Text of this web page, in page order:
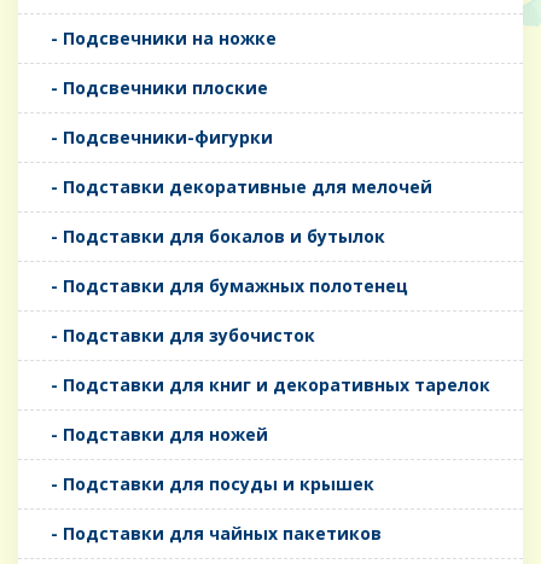
- Подсвечники на ножке
- Подсвечники плоские
- Подсвечники-фигурки
- Подставки декоративные для мелочей
- Подставки для бокалов и бутылок
- Подставки для бумажных полотенец
- Подставки для зубочисток
- Подставки для книг и декоративных тарелок
- Подставки для ножей
- Подставки для посуды и крышек
- Подставки для чайных пакетиков